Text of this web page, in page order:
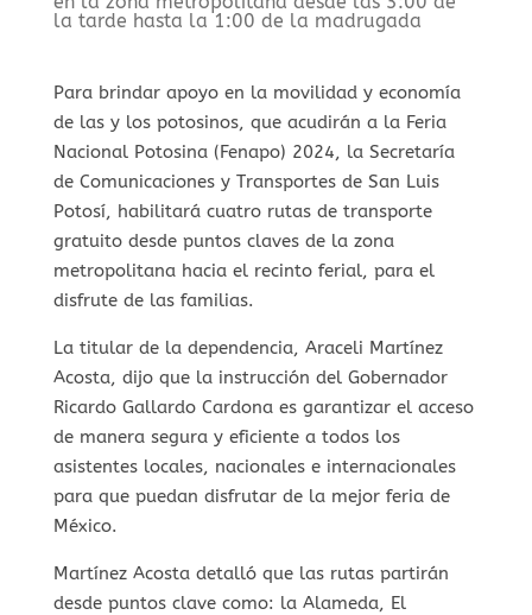
la tarde hasta la 1:00 de la madrugada
Para brindar apoyo en la movilidad y economía
de las y los potosinos, que acudirán a la Feria
Nacional Potosina (Fenapo) 2024, la Secretaría
de Comunicaciones y Transportes de San Luis
Potosí, habilitará cuatro rutas de transporte
gratuito desde puntos claves de la zona
metropolitana hacia el recinto ferial, para el
disfrute de las familias.
La titular de la dependencia, Araceli Martínez
Acosta, dijo que la instrucción del Gobernador
Ricardo Gallardo Cardona es garantizar el acceso
de manera segura y eficiente a todos los
asistentes locales, nacionales e internacionales
para que puedan disfrutar de la mejor feria de
México.
Martínez Acosta detalló que las rutas partirán
desde puntos clave como: la Alameda, El